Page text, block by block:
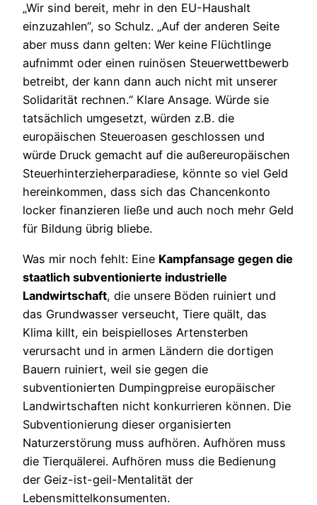
„Wir sind bereit, mehr in den EU-Haushalt
einzuzahlen“, so Schulz. „Auf der anderen Seite
aber muss dann gelten: Wer keine Flüchtlinge
aufnimmt oder einen ruinösen Steuerwettbewerb
betreibt, der kann dann auch nicht mit unserer
Solidarität rechnen.“ Klare Ansage. Würde sie
tatsächlich umgesetzt, würden z.B. die
europäischen Steueroasen geschlossen und
würde Druck gemacht auf die außereuropäischen
Steuerhinterzieherparadiese, könnte so viel Geld
hereinkommen, dass sich das Chancenkonto
locker finanzieren ließe und auch noch mehr Geld
für Bildung übrig bliebe.
Was mir noch fehlt: Eine Kampfansage gegen die
staatlich subventionierte industrielle
Landwirtschaft, die unsere Böden ruiniert und
das Grundwasser verseucht, Tiere quält, das
Klima killt, ein beispielloses Artensterben
verursacht und in armen Ländern die dortigen
Bauern ruiniert, weil sie gegen die
subventionierten Dumpingpreise europäischer
Landwirtschaften nicht konkurrieren können. Die
Subventionierung dieser organisierten
Naturzerstörung muss aufhören. Aufhören muss
die Tierquälerei. Aufhören muss die Bedienung
der Geiz-ist-geil-Mentalität der
Lebensmittelkonsumenten.